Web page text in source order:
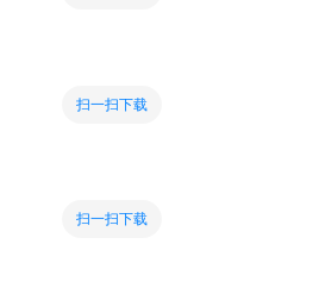
扫一扫下载
扫一扫下载